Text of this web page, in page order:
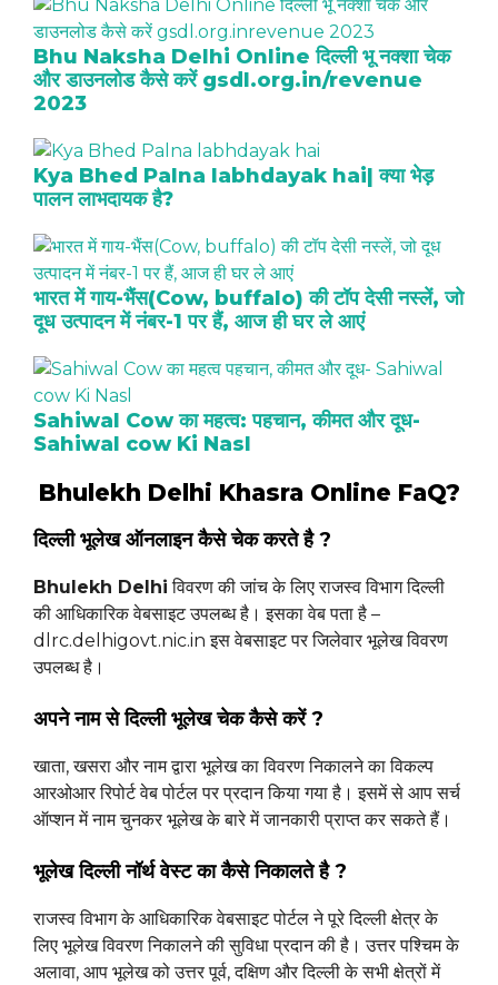
Bhu Naksha Delhi Online दिल्ली भू नक्शा चेक
और डाउनलोड कैसे करें gsdl.org.in/revenue
2023
Kya Bhed Palna labhdayak hai| क्या भेड़
पालन लाभदायक है?
भारत में गाय-भैंस(Cow, buffalo) की टॉप देसी नस्लें, जो
दूध उत्पादन में नंबर-1 पर हैं, आज ही घर ले आएं
Sahiwal Cow का महत्व: पहचान, कीमत और दूध-
Sahiwal cow Ki Nasl
Bhulekh Delhi Khasra Online FaQ?
दिल्ली भूलेख ऑनलाइन कैसे चेक करते है ?
Bhulekh Delhi विवरण की जांच के लिए राजस्व विभाग दिल्ली
की आधिकारिक वेबसाइट उपलब्ध है। इसका वेब पता है –
dlrc.delhigovt.nic.in इस वेबसाइट पर जिलेवार भूलेख विवरण
उपलब्ध है।
अपने नाम से दिल्ली भूलेख चेक कैसे करें ?
खाता, खसरा और नाम द्वारा भूलेख का विवरण निकालने का विकल्प
आरओआर रिपोर्ट वेब पोर्टल पर प्रदान किया गया है। इसमें से आप सर्च
ऑप्शन में नाम चुनकर भूलेख के बारे में जानकारी प्राप्त कर सकते हैं।
भूलेख दिल्ली नॉर्थ वेस्ट का कैसे निकालते है ?
राजस्व विभाग के आधिकारिक वेबसाइट पोर्टल ने पूरे दिल्ली क्षेत्र के
लिए भूलेख विवरण निकालने की सुविधा प्रदान की है। उत्तर पश्चिम के
अलावा, आप भूलेख को उत्तर पूर्व, दक्षिण और दिल्ली के सभी क्षेत्रों में